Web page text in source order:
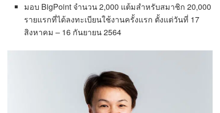
มอบ BigPoint จำนวน 2,000 แต้มสำหรับสมาชิก 20,000
รายแรกที่ได้ลงทะเบียนใช้งานครั้งแรก ตั้งแต่วันที่ 17
สิงหาคม – 16 กันยายน 2564